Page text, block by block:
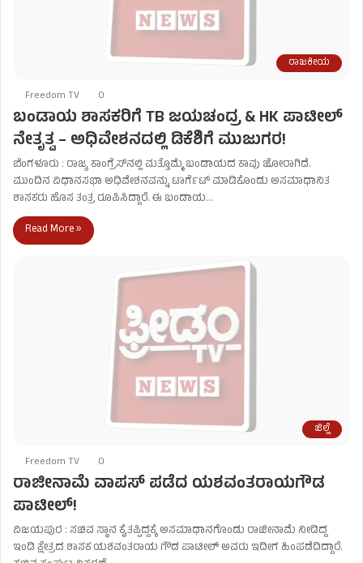
ರಾಜಕೀಯ
Freedom TV 0
ಬಂಡಾಯ ಶಾಸಕರಿಗೆ TB ಜಯಚಂದ್ರ & HK ಪಾಟೀಲ್
ನೇತೃತ್ವ – ಅಧಿವೇಶನದಲ್ಲಿ ಡಿಕೆಶಿಗೆ ಮುಜುಗರ!
ಬೆಂಗಳೂರು : ರಾಜ್ಯ ಕಾಂಗ್ರೆಸ್‌ನಲ್ಲಿ ಮತ್ತೊಮ್ಮೆ ಬಂಡಾಯದ ಕಾವು ಜೋರಾಗಿದೆ.
ಮುಂದಿನ ವಿಧಾನಸಭಾ ಅಧಿವೇಶನವನ್ನು ಟಾರ್ಗೆಟ್ ಮಾಡಿಕೊಂಡು ಅಸಮಾಧಾನಿತ
ಶಾಸಕರು ಹೊಸ ತಂತ್ರ ರೂಪಿಸಿದ್ದಾರೆ. ಈ ಬಂಡಾಯ…
Read More »
ಜಿಲ್ಲೆ
Freedom TV 0
ರಾಜೀನಾಮೆ ವಾಪಸ್ ಪಡೆದ ಯಶವಂತರಾಯಗೌಡ
ಪಾಟೀಲ್‌!
ವಿಜಯಪುರ : ಸಚಿವ ಸ್ಥಾನ ಕೈತಪ್ಪಿದ್ದಕ್ಕೆ ಅಸಮಾಧಾನಗೊಂಡು ರಾಜೀನಾಮೆ ನೀಡಿದ್ದ
ಇಂಡಿ ಕ್ಷೇತ್ರದ ಶಾಸಕ ಯಶವಂತರಾಯ ಗೌಡ ಪಾಟೀಲ್ ಅವರು ಇದೀಗ ಹಿಂಪಡೆದಿದ್ದಾರೆ.